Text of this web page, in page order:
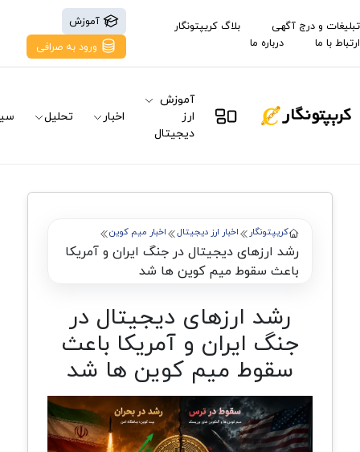
تبلیغات و درج آگهی
بلاگ کریپتونگار
ارتباط با ما
درباره ما
آموزش
ورود به صرافی
آموزش
ارز
دیجیتال
اخبار تحلیل
کریپتونگار اخبار ارز دیجیتال اخبار میم کوین
رشد ارزهای دیجیتال در جنگ ایران و آمریکا
باعث سقوط میم کوین ها شد
رشد ارزهای دیجیتال در
جنگ ایران و آمریکا باعث
سقوط میم کوین ها شد